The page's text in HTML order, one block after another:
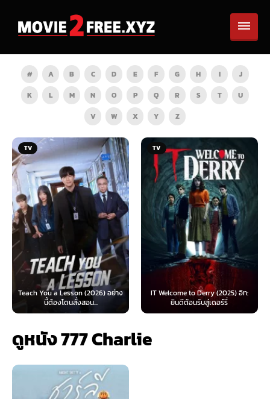
# A B C D E F G H I
J
K
L M N O P Q R S T
U
V
W X Y Z
Lesson (2026) อย่าง
TV
IT Welcome to Derry (2025) อิท:
ยินดีต้อนรับสู่เดอร์รี่
Beyond
ดูหนัง 777 Charlie